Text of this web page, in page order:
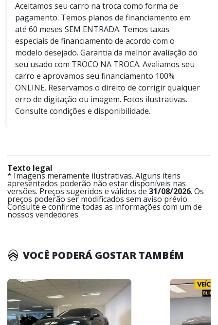
Aceitamos seu carro na troca como forma de
pagamento. Temos planos de financiamento em
até 60 meses SEM ENTRADA. Temos taxas
especiais de financiamento de acordo com o
modelo desejado. Garantia da melhor avaliação do
seu usado com TROCO NA TROCA. Avaliamos seu
carro e aprovamos seu financiamento 100%
ONLINE. Reservamos o direito de corrigir qualquer
erro de digitação ou imagem. Fotos ilustrativas.
Consulte condições e disponibilidade.
Texto legal
* Imagens meramente ilustrativas. Alguns itens
apresentados poderão não estar disponíveis nas
versões. Preços sugeridos e válidos de 31/08/2026. Os
preços poderão ser modificados sem aviso prévio.
Consulte e confirme todas as informações com um de
nossos vendedores.
VOCÊ PODERÁ GOSTAR TAMBÉM